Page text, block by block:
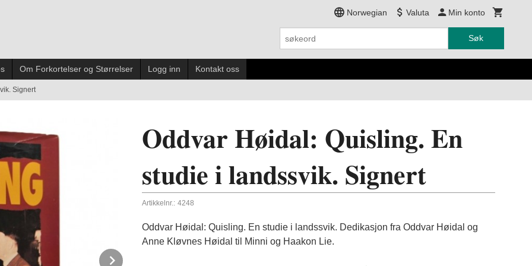
Norwegian Valuta Min konto
Søk
Om Forkortelser og Størrelser Logg inn Kontakt oss
Signert
Oddvar Høidal: Quisling. En
studie i landssvik. Signert
Artikkelnr.: 4248
Oddvar Høidal: Quisling. En studie i landssvik. Dedikasjon fra Oddvar Høidal og
Anne Kløvnes Høidal til Minni og Haakon Lie.